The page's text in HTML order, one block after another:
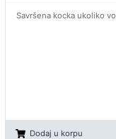
Savršena kocka ukoliko
Dodaj u korpu